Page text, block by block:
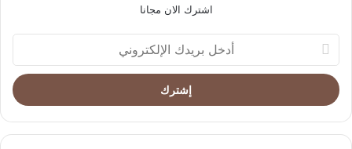
اشترك الان مجانا
بريدك
الإلكتروني